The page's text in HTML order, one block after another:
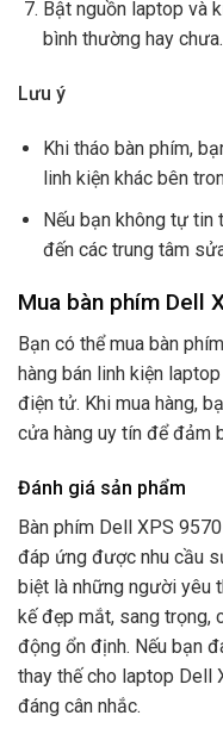
Bật nguồn laptop và
bình thường hay chưa.
Lưu ý
Khi tháo bàn phím,
linh kiện khác bên
Nếu bạn không tự tin
đến các trung tâm
Mua bàn phím Dell
Bạn có thể mua bàn
hàng bán linh kiện
điện tử. Khi mua hàng,
cửa hàng uy tín để đảm
Đánh giá sản phẩm
Bàn phím Dell XPS
đáp ứng được nhu cầu
biệt là những người yêu
kế đẹp mắt, sang trọng,
động ổn định. Nếu bạn
thay thế cho laptop Dell
đáng cân nhắc.